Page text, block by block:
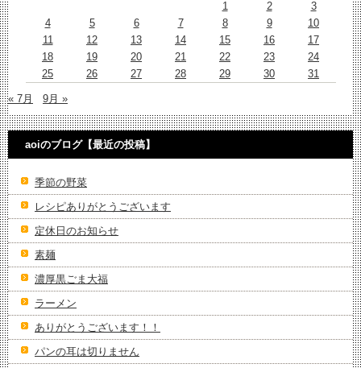
1
2
3
4
5 6 7 8 9
10
11
12 13 14 15 16
17
18
19 20 21 22 23
24
25
26 27 28 29 30 31
« 7月 9月 »
aoiのブログ【最近の投稿】
季節の野菜
レシピありがとうございます
定休日のお知らせ
素麺
濃厚黒ごま大福
ラーメン
ありがとうございます！！
パンの耳は切りません